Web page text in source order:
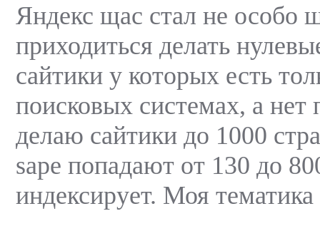
Яндекс щас стал не особо
приходиться делать
сайтики у которых есть
поисковых системах, а нет
делаю сайтики до 1000
sape попадают от 130 до
индексирует. Моя